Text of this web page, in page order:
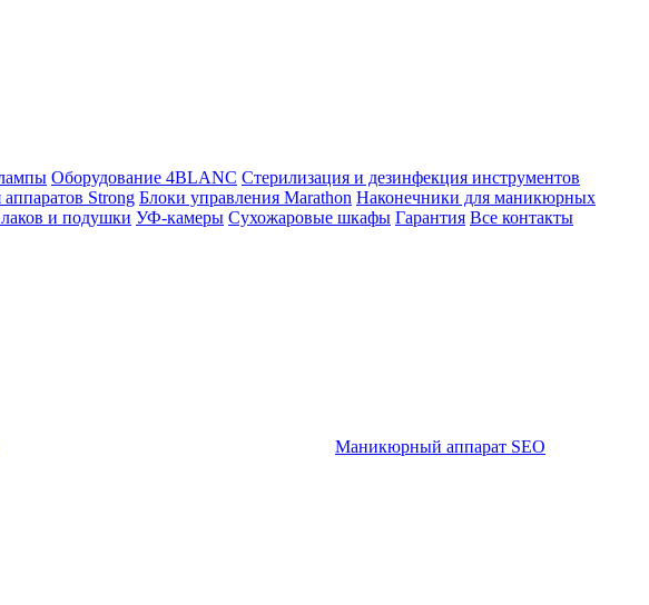
Оборудование 4BLANC Стерилизация и дезинфекция инструментов
Strong Блоки управления Marathon Наконечники для маникюрных
и подушки УФ-камеры Сухожаровые шкафы Гарантия Все контакты
Маникюрный аппарат SEO